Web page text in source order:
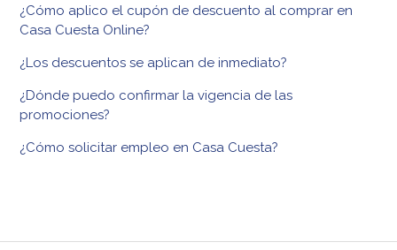
¿Cómo aplico el cupón de descuento al comprar en
Casa Cuesta Online?
¿Los descuentos se aplican de inmediato?
¿Dónde puedo confirmar la vigencia de las
promociones?
¿Cómo solicitar empleo en Casa Cuesta?